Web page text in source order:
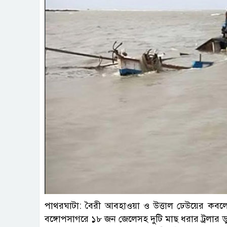
ছবি :
পাথরঘাটা: বৈরী আবহাওয়া ও উত্তাল ঢেউয়ের
বঙ্গোপসাগরে ১৮ জন জেলেসহ দুটি মাছ ধরার